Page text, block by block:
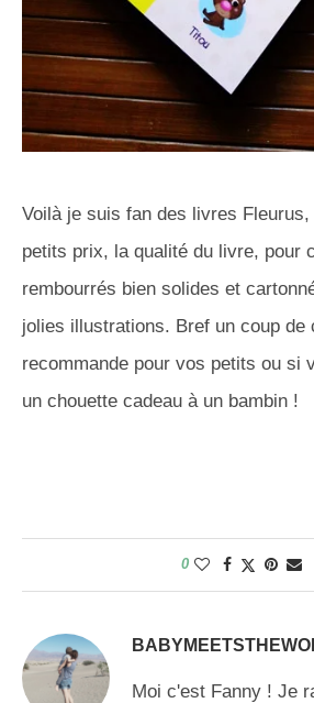
Voilà je suis fan des livres
petits prix, la qualité du livre, pour
rembourrés bien solides et
jolies illustrations. Bref un coup de
recommande pour vos petits ou si
un chouette cadeau à un bambin !
0
Moi c'est Fanny ! Je